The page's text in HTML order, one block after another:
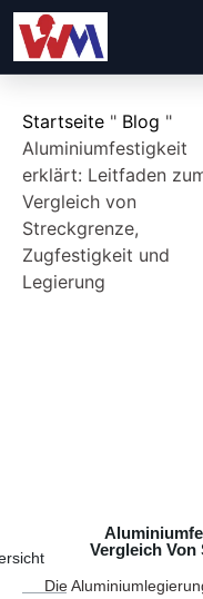
Startseite " Blog "
Aluminiumfestigkeit
erklärt: Leitfaden
Vergleich von
Streckgrenze,
Zugfestigkeit und
Legierung
Vergleich
Die